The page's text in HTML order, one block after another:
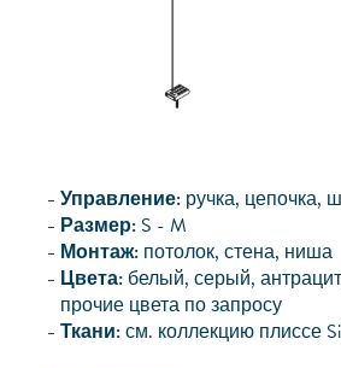
Управление: ручка, цепочка,
Размер: S - M
Монтаж: потолок, стена, ниша
Цвета: белый, серый,
прочие цвета по запросу
Ткани:см. коллекцию плиссе